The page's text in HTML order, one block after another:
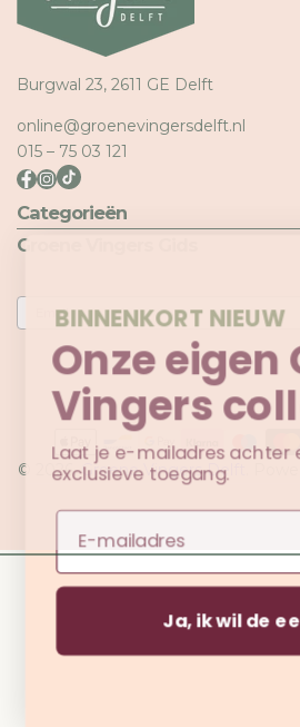
Burgwal 23, 2611 GE Delft
online@groenevingersdelft.nl
015 – 75 03 121
Categorieën
Groene Vingers Gids
Email
© 2026,Groene Vingers Delft .
Meld u aan bij uw account
toe te voegen en uw eerder
BINNENKORT NIEUW
Onze eigen
Vingers
Laat je e-mailadres achter
exclusieve toegang.
Email
Ja, ik wil de